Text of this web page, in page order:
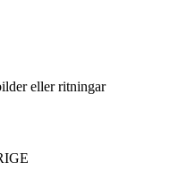
eller ritningar